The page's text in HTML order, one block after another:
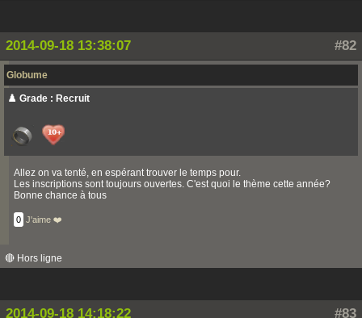
#82
2014-09-18 13:38:07
Globume
♟️ Grade : Recruit
Allez on va tenté, en espérant trouver le temps pour.
Les inscriptions sont toujours ouvertes. C'est quoi le thème cette année?
Bonne chance à tous
0 J'aime ❤️
🔴 Hors ligne
#83
2014-09-18 14:18:22